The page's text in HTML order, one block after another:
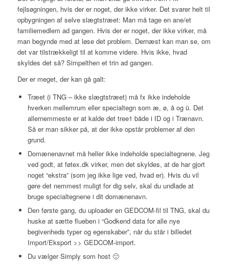
fejlsøgningen, hvis der er noget, der ikke virker. Det svarer helt til
opbygningen af selve slægtstræet: Man må tage en ane/et
familiemedlem ad gangen. Hvis der er noget, der ikke virker, må
man begynde med at løse det problem. Dernæst kan man se, om
det var tilstrækkeligt til at komme videre. Hvis ikke, hvad
skyldes det så? Simpelthen et trin ad gangen.
Der er meget, der kan gå galt:
Træet (i TNG – ikke slægtstræet) må fx ikke indeholde
hverken mellemrum eller specialtegn som æ, ø, å og ü. Det
allernemmeste er at kalde det tree1 både i ID og i Trænavn.
Så er man sikker på, at der ikke opstår problemer af den
grund.
Domænenavnet må heller ikke indeholde specialtegnene. Jeg
ved godt, at føtex.dk virker, men det skyldes, at de har gjort
noget “ekstra” (som jeg ikke lige ved, hvad er). Hvis du vil
gøre det nemmest muligt for dig selv, skal du undlade at
bruge specialtegnene i dit domænenavn.
Den første gang, du uploader en GEDCOM-fil til TNG, skal du
huske at sætte flueben i “Godkend data for alle nye
begivenheds typer og egenskaber”, når du står i billedet
Import/Eksport >> GEDCOM-import.
Du vælger Simply som host 🙂